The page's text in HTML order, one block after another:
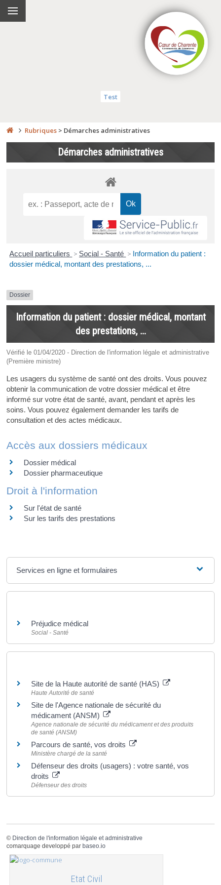
Test
Rubriques > Démarches administratives
Démarches administratives
Accueil particuliers > Social - Santé > Information du patient :
dossier médical, montant des prestations, ...
Dossier
Information du patient : dossier médical, montant
des prestations, ...
Vérifié le 01/04/2020 - Direction de l'information légale et administrative
(Première ministre)
Les usagers du système de santé ont des droits. Vous pouvez
obtenir la communication de votre dossier médical et être
informé sur votre état de santé, avant, pendant et après les
soins. Vous pouvez également demander les tarifs de
consultation et des actes médicaux.
Accès aux dossiers médicaux
Dossier médical
Dossier pharmaceutique
Droit à l'information
Sur l'état de santé
Sur les tarifs des prestations
Services en ligne et formulaires
Préjudice médical
Social - Santé
Site de la Haute autorité de santé (HAS)
Haute Autorité de santé
Site de l'Agence nationale de sécurité du
médicament (ANSM)
Agence nationale de sécurité du médicament et des produits
de santé (ANSM)
Parcours de santé, vos droits
Ministère chargé de la santé
Défenseur des droits (usagers) : votre santé, vos
droits
Défenseur des droits
© Direction de l'information légale et administrative
comarquage developpé par baseo.io
Etat Civil